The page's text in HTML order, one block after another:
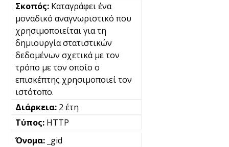
Καταγράφει ένα
μοναδικό αναγνωριστικό που
χρησιμοποιείται για τη
δημιουργία στατιστικών
δεδομένων σχετικά με τον
τρόπο με τον οποίο ο
επισκέπτης χρησιμοποιεί τον
ιστότοπο.
2 έτη
HTTP
_gid